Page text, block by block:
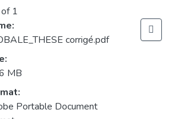
1
corrigé.pdf
MB
Portable Document